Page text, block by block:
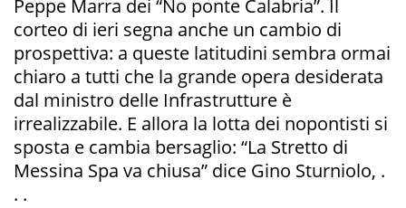
Peppe Marra dei “No ponte Calabria”. Il
corteo di ieri segna anche un cambio di
prospettiva: a queste latitudini sembra ormai
chiaro a tutti che la grande opera desiderata
dal ministro delle Infrastrutture è
irrealizzabile. E allora la lotta dei nopontisti si
sposta e cambia bersaglio: “La Stretto di
Messina Spa va chiusa” dice Gino Sturniolo, .
. .